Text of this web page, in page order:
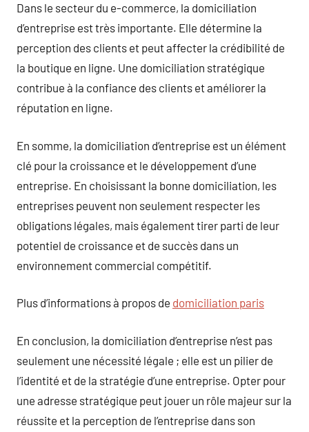
Dans le secteur du e-commerce, la domiciliation
d’entreprise est très importante. Elle détermine la
perception des clients et peut affecter la crédibilité de
la boutique en ligne. Une domiciliation stratégique
contribue à la confiance des clients et améliorer la
réputation en ligne.
En somme, la domiciliation d’entreprise est un élément
clé pour la croissance et le développement d’une
entreprise. En choisissant la bonne domiciliation, les
entreprises peuvent non seulement respecter les
obligations légales, mais également tirer parti de leur
potentiel de croissance et de succès dans un
environnement commercial compétitif.
Plus d’informations à propos de domiciliation paris
En conclusion, la domiciliation d’entreprise n’est pas
seulement une nécessité légale ; elle est un pilier de
l’identité et de la stratégie d’une entreprise. Opter pour
une adresse stratégique peut jouer un rôle majeur sur la
réussite et la perception de l’entreprise dans son